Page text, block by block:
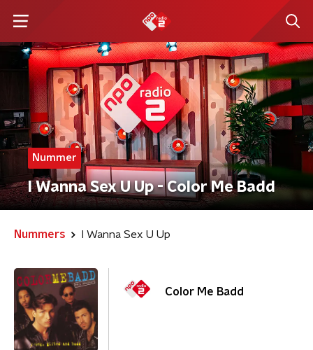
Nummer
I Wanna Sex U Up - Color Me Badd
Nummers I Wanna Sex U Up
Color Me Badd